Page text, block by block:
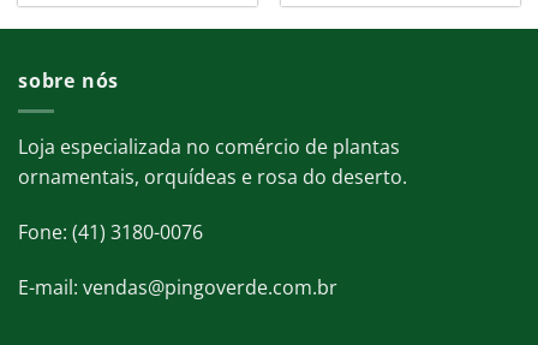
sobre nós
Loja especializada no comércio de plantas
ornamentais, orquídeas e rosa do deserto.
Fone: (41) 3180-0076
E-mail: vendas@pingoverde.com.br